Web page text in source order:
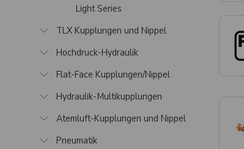
Light Series
TLX Kupplungen und Nippel
Hochdruck-Hydraulik
Flat-Face Kupplungen/Nippel
Hydraulik-Multikupplungen
Atemluft-Kupplungen und Nippel
Pneumatik